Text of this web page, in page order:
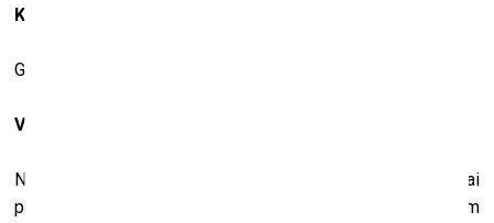
Kas, tavuprāt, mākslinieku padara par mākslinieku?
Grūti atbildēt. Domāšanas veids un uztvere, iespējams.
Vai māksliniekam ir jārunā par savu mākslu?
Nav obligāti, bet māksliniekam būtu jābūt atbildības sajūtai
pret savu darbu. Es ļoti
piesardzīgi skatos uz patvaļībām